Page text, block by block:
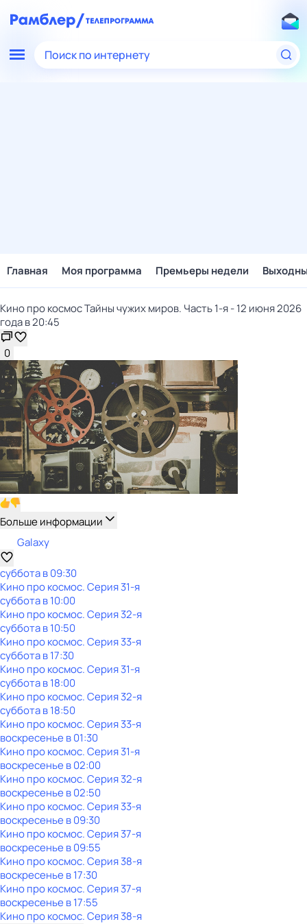
Поиск по интернету
Главная Моя программа Премьеры недели
Кино про космос Тайны чужих миров. Часть 1-я - 12 июня 2026
года в 20:45
0
Больше информации
Galaxy
субботав09:30
Кино про космос. Серия 31-я
субботав10:00
Кино про космос. Серия 32-я
субботав10:50
Кино про космос. Серия 33-я
субботав17:30
Кино про космос. Серия 31-я
субботав18:00
Кино про космос. Серия 32-я
субботав18:50
Кино про космос. Серия 33-я
воскресенье в01:30
Кино про космос. Серия 31-я
воскресенье в02:00
Кино про космос. Серия 32-я
воскресенье в02:50
Кино про космос. Серия 33-я
воскресенье в09:30
Кино про космос. Серия 37-я
воскресенье в09:55
Кино про космос. Серия 38-я
воскресенье в17:30
Кино про космос. Серия 37-я
воскресенье в17:55
Кино про космос. Серия 38-я